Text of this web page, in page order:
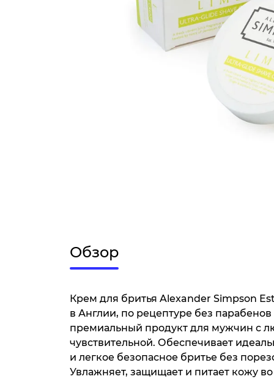
Обзор
Крем для бритья Alexander Simpson
в Англии, по рецептуре без
премиальный продукт для мужчин с
чувствительной. Обеспечивает
и легкое безопасное бритье без
Увлажняет, защищает и питает кожу